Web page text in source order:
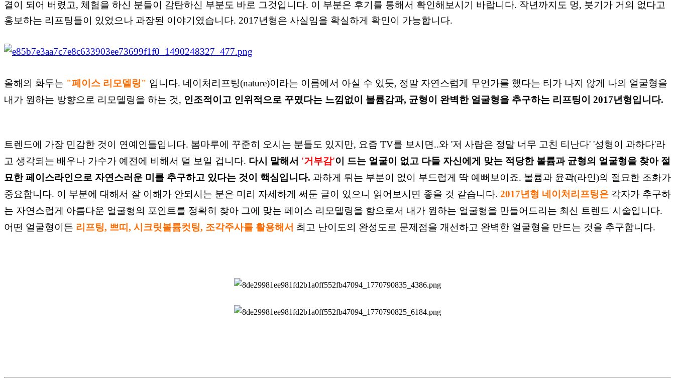
결이 되어 버렸 고, 체험을 하신 분들이 감탄하신 부분도 바로 그것입니 다. 이 부분은 후기를 통해서 확인해보시기 바랍니다. 작년까지도 멍, 붓기가 거의 없다고
홍보하는 리프팅들이 있었으나 과장된 이야기였습니다. 2017년형은 사실임을 확실하게 확인이 가능합니다.
올해의 화두는 "페이스 리모델링" 입니다. 네이처리프팅(nature)이라는 이름에서 아실 수 있듯, 정말 자연스럽게 무언가를 했다는 티가 나지 않게 나의 얼굴형을
내가 원하는 방향으로 리모델링을 하는 것, 인조적이고 인위적으로 꾸몄다는 느낌없이 볼륨감과, 균형이 완벽한 얼굴형을 추구하는 리프팅이 2017년형입니다.
트렌드에 가장 민감한 것이 연예인들입니다. 봄마루에 꾸준히 오시는 분들도 있지만, 요즘 TV를 보시면..와 '저 사람은 정말 너무 고친 티난다' '성형이 과하다'라
고 생각되는 배우나 가수가 예전에 비해서 덜 보일 겁니다. 다시 말해서 '거부감'이 드는 얼굴이 없고 다들 자신에게 맞는 적당한 볼륨과 균형의 얼굴형을 찾아 절
묘한 페이스라인으로 자연스러운 미를 추구하고 있다는 것이 핵심입니다. 과하게 튀는 부분이 없이 부드럽게 딱 예뻐보이죠. 볼륨과 윤곽(라인)의 절묘한 조화가
중요합니다. 이 부분에 대해서 잘 이해가 안되시는 분은 미리 자세하게 써둔 글이 있으니 읽어보시면 좋을 것 같습니다. 2017년형 네이처리프팅은 각자가 추구하
는 자연스럽게 아름다운 얼굴형의 포인트를 정확히 찾아 그에 맞는 페이스 리모델링을 함으로서 내가 원하는 얼굴형을 만들어드리는 최신 트렌드 시술입니다.
어떤 얼굴형이든 리프팅, 쁘띠, 시크릿볼륨컷팅, 조각주사를 활용해서 최고 난이도의 완성도로 문제점을 개선하고 완벽한 얼굴형을 만드는 것을 추구합니다.